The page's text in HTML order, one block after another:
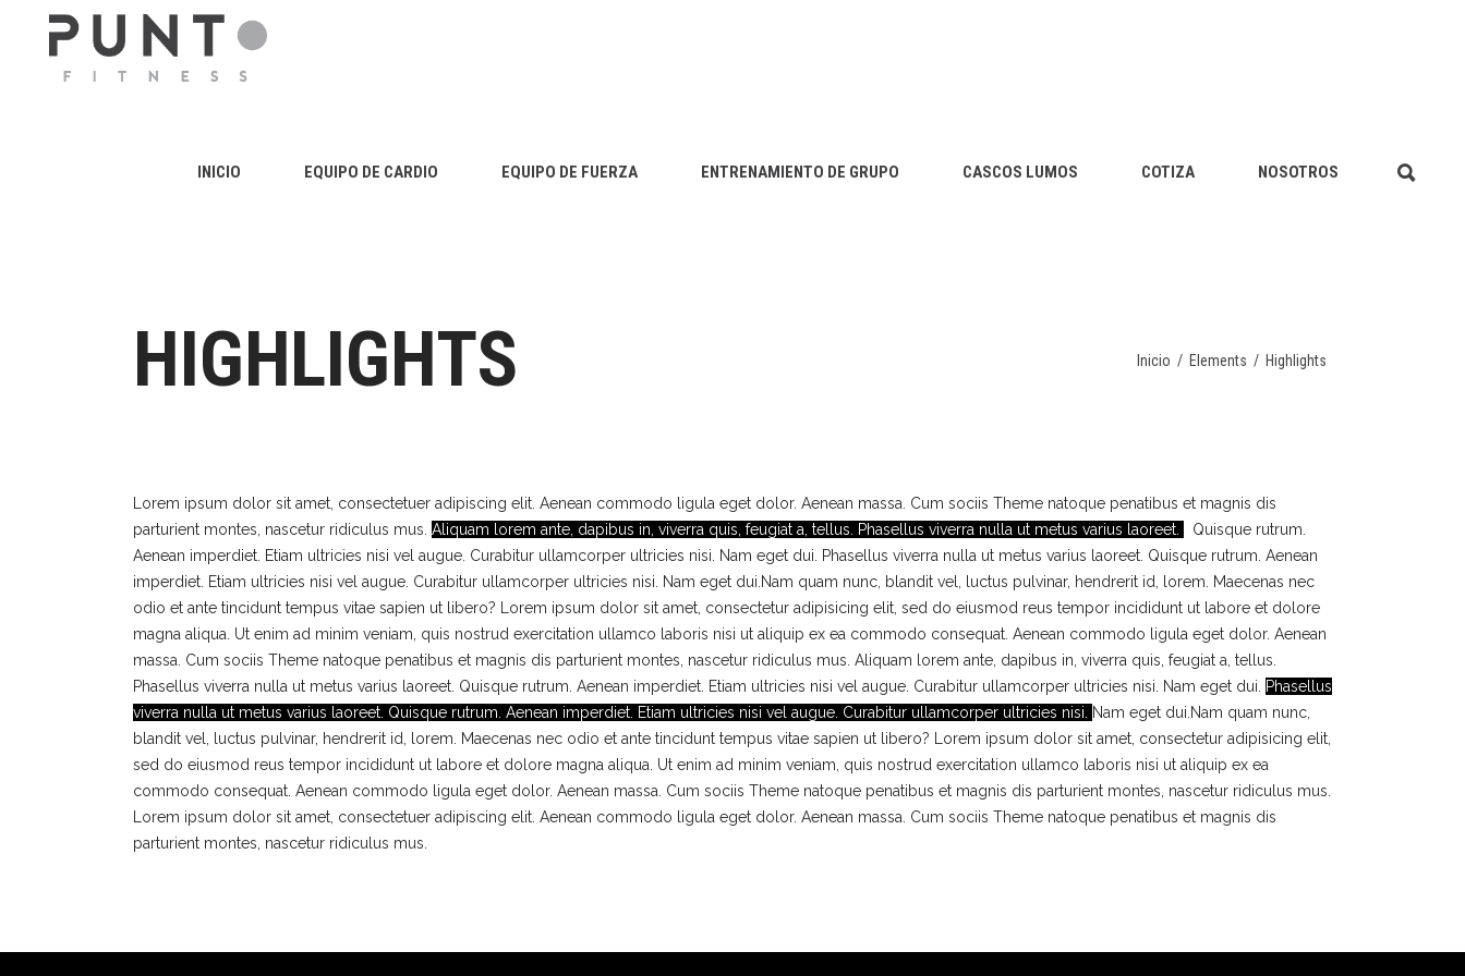
INICIO EQUIPO DE CARDIO EQUIPO DE FUERZA ENTRENAMIENTO DE GRUPO CASCOS LUMOS COTIZA NOSOTROS
HIGHLIGHTS Inicio / Elements / Highlights
Lorem ipsum dolor sit amet, consectetuer adipiscing elit. Aenean commodo ligula eget dolor. Aenean massa. Cum sociis Theme natoque penatibus et magnis dis
parturient montes, nascetur ridiculus mus. Aliquam lorem ante, dapibus in, viverra quis, feugiat a, tellus. Phasellus viverra nulla ut metus varius laoreet.
Quisque rutrum.
Aenean imperdiet. Etiam ultricies nisi vel augue. Curabitur ullamcorper ultricies nisi. Nam eget dui. Phasellus viverra nulla ut metus varius laoreet. Quisque rutrum. Aenean
imperdiet. Etiam ultricies nisi vel augue. Curabitur ullamcorper ultricies nisi. Nam eget dui.Nam quam nunc, blandit vel, luctus pulvinar, hendrerit id, lorem. Maecenas nec
odio et ante tincidunt tempus vitae sapien ut libero? Lorem ipsum dolor sit amet, consectetur adipisicing elit, sed do eiusmod reus tempor incididunt ut labore et dolore
magna aliqua. Ut enim ad minim veniam, quis nostrud exercitation ullamco laboris nisi ut aliquip ex ea commodo consequat. Aenean commodo ligula eget dolor. Aenean
massa. Cum sociis Theme natoque penatibus et magnis dis parturient montes, nascetur ridiculus mus. Aliquam lorem ante, dapibus in, viverra quis, feugiat a, tellus.
Phasellus viverra nulla ut metus varius laoreet. Quisque rutrum. Aenean imperdiet. Etiam ultricies nisi vel augue. Curabitur ullamcorper ultricies nisi. Nam eget dui. Phasellus
viverra nulla ut metus varius laoreet. Quisque rutrum. Aenean imperdiet. Etiam ultricies nisi vel augue. Curabitur ullamcorper ultricies nisi. Nam eget dui.Nam quam nunc,
blandit vel, luctus pulvinar, hendrerit id, lorem. Maecenas nec odio et ante tincidunt tempus vitae sapien ut libero? Lorem ipsum dolor sit amet, consectetur adipisicing elit,
sed do eiusmod reus tempor incididunt ut labore et dolore magna aliqua. Ut enim ad minim veniam, quis nostrud exercitation ullamco laboris nisi ut aliquip ex ea
commodo consequat. Aenean commodo ligula eget dolor. Aenean massa. Cum sociis Theme natoque penatibus et magnis dis parturient montes, nascetur ridiculus mus.
Lorem ipsum dolor sit amet, consectetuer adipiscing elit. Aenean commodo ligula eget dolor. Aenean massa. Cum sociis Theme natoque penatibus et magnis dis
parturient montes, nascetur ridiculus mus.